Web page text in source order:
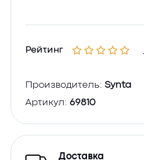
Рейтинг
Производитель: Synta
Артикул: 69810
Доставка